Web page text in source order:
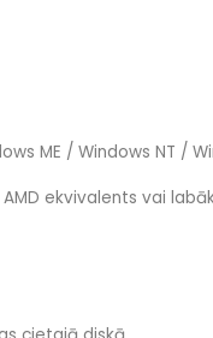
ME / Windows NT /
ekvivalents vai